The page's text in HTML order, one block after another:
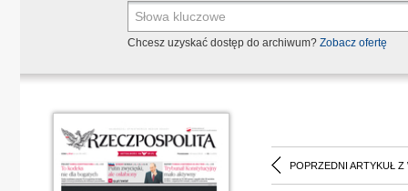
Chcesz uzyskać dostęp do archiwum? Zobacz ofertę
POPRZEDNI ARTYKUŁ Z